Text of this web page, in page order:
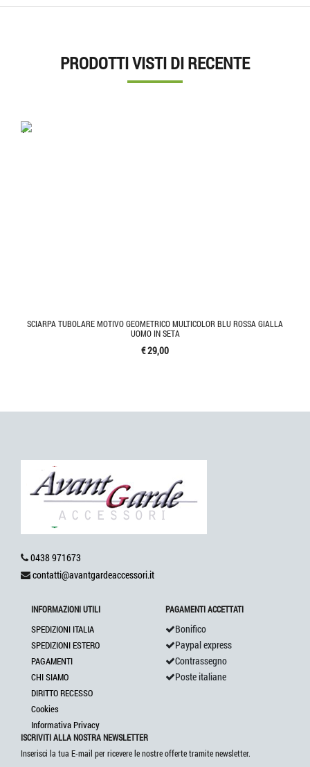
PRODOTTI VISTI DI RECENTE
'.'
SCIARPA TUBOLARE MOTIVO GEOMETRICO MULTICOLOR BLU ROSSA GIALLA
UOMO IN SETA
€ 29,00
0438 971673
contatti@avantgardeaccessori.it
INFORMAZIONI UTILI
SPEDIZIONI ITALIA
SPEDIZIONI ESTERO
PAGAMENTI
CHI SIAMO
DIRITTO RECESSO
Cookies
Informativa Privacy
PAGAMENTI ACCETTATI
Bonifico
Paypal express
Contrassegno
Poste italiane
ISCRIVITI ALLA NOSTRA NEWSLETTER
Inserisci la tua E-mail per ricevere le nostre offerte tramite newsletter.